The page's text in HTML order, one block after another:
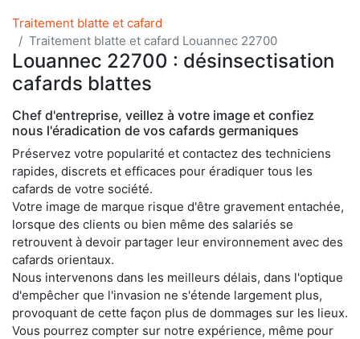
Traitement blatte et cafard
Traitement blatte et cafard Louannec 22700
Louannec 22700 : désinsectisation
cafards blattes
Chef d'entreprise, veillez à votre image et confiez
nous l'éradication de vos cafards germaniques
Préservez votre popularité et contactez des techniciens
rapides, discrets et efficaces pour éradiquer tous les
cafards de votre société.
Votre image de marque risque d'être gravement entachée,
lorsque des clients ou bien même des salariés se
retrouvent à devoir partager leur environnement avec des
cafards orientaux.
Nous intervenons dans les meilleurs délais, dans l'optique
d'empêcher que l'invasion ne s'étende largement plus,
provoquant de cette façon plus de dommages sur les lieux.
Vous pourrez compter sur notre expérience, même pour